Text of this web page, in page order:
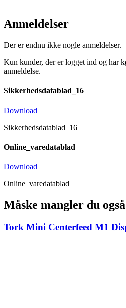
Anmeldelser
Der er endnu ikke nogle anmeldelser.
Kun kunder, der er logget ind og har
anmeldelse.
Sikkerhedsdatablad_16
Download
Sikkerhedsdatablad_16
Online_varedatablad
Download
Online_varedatablad
Måske mangler du
Tork Mini Centerfeed M1